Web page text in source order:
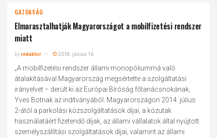
GAZDASÁG
Elmarasztalhatják Magyarországot a mobilfizetési rendszer
miatt
byredaktor 2018. június 16.
„A mobilfizetési rendszer állami monopóliummá való
átalakításával Magyarország megsértette a szolgáltatási
irányelvet – derült ki az Európai Bíróság főtanácsnokának,
Yves Botnak az indítványából. Magyarországon 2014. július
2-ától a parkolási közszolgáltatások díjai, a közutak
használatáért fizetendő díjak, az állami vállalatok által nyújtott
személyszállítási szolgáltatások díjai, valamint az állami